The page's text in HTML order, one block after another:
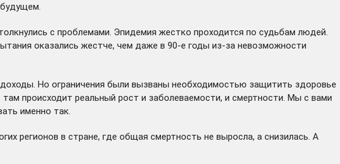
с проблемами. Эпидемия жестко проходится по судьбам людей.
оказались жестче, чем даже в 90-е годы из-за невозможности
Но ограничения были вызваны необходимостью защитить здоровье
происходит реальный рост и заболеваемости, и смертности. Мы с вами
именно так.
регионов в стране, где общая смертность не выросла, а снизилась. А